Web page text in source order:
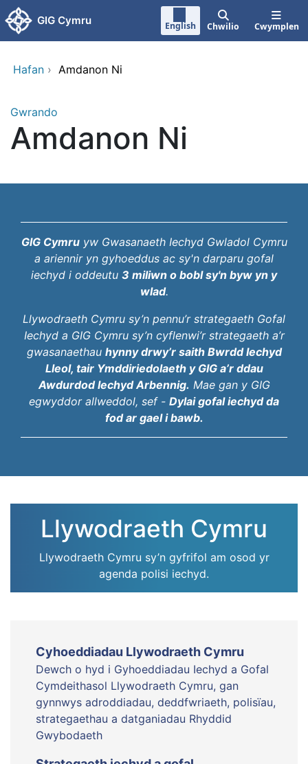
Neidio i'r prif gynnwy
GIG Cymru English Chwilio Cwymplen
Hafan › Amdanon Ni
Gwrando
Amdanon Ni
GIG Cymruyw Gwasanaeth Iechyd Gwladol Cymru
a ariennir yn gyhoeddus ac sy'n darparu gofal
iechyd i oddeutu 3 miliwn o bobl sy'n byw yn y
wlad.
Llywodraeth Cymru sy’n pennu’r strategaeth Gofal
Iechyd a GIG Cymru sy’n cyflenwi’r strategaeth a’r
gwasanaethau hynny drwy’r saith Bwrdd Iechyd
Lleol, tair Ymddiriedolaeth y GIG a’r ddau
Awdurdod Iechyd Arbennig. Mae gan y GIG
egwyddor allweddol, sef - Dylai gofal iechyd da
fod ar gael i bawb.
Llywodraeth Cymru
Llywodraeth Cymru sy’n gyfrifol am osod yr
agenda polisi iechyd.
Cyhoeddiadau Llywodraeth Cymru
Dewch o hyd i Gyhoeddiadau Iechyd a Gofal
Cymdeithasol Llywodraeth Cymru, gan
gynnwys adroddiadau, deddfwriaeth, polisïau,
strategaethau a datganiadau Rhyddid
Gwybodaeth